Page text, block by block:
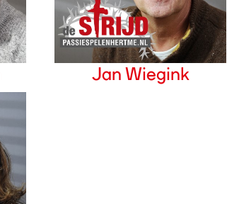
Jan Wiegink